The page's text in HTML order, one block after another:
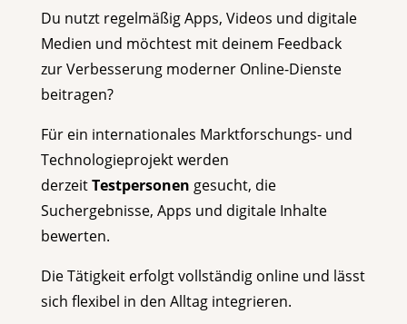
Du nutzt regelmäßig Apps, Videos und digitale
Medien und möchtest mit deinem Feedback
zur Verbesserung moderner Online-Dienste
beitragen?
Für ein internationales Marktforschungs- und
Technologieprojekt werden
derzeitTestpersonen gesucht, die
Suchergebnisse, Apps und digitale Inhalte
bewerten.
Die Tätigkeit erfolgt vollständig online und lässt
sich flexibel in den Alltag integrieren.